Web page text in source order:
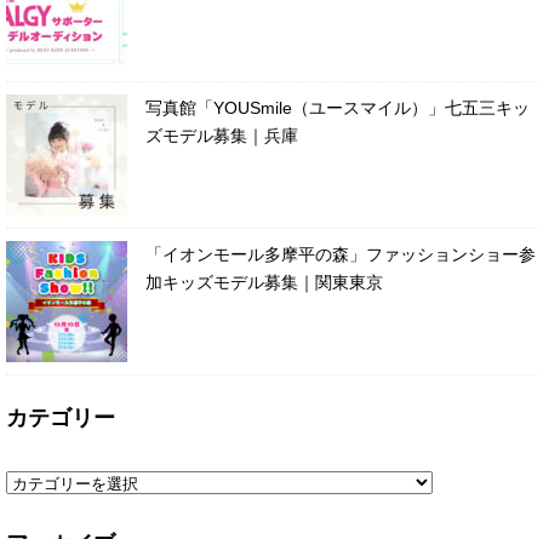
写真館「YOUSmile（ユースマイル）」七五三キッ
ズモデル募集｜兵庫
「イオンモール多摩平の森」ファッションショー参
加キッズモデル募集｜関東東京
カテゴリー